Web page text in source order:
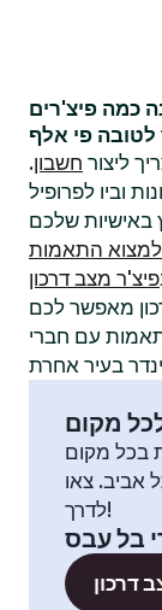
כמה פיצ'רים
ליצור חשבון.
וביו לפרופיל
למצוא התאמות
פיצ'ר מצב דרכון
מאפשר לכם
עם חברי
מקום
בכל מקום
אביב. צאו
לדרך!
בל עבס